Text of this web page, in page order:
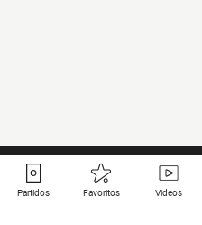
Partidos Favoritos Videos